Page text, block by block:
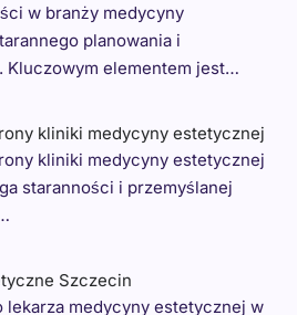
w branży medycyny
planowania i
Kluczowym elementem jest…
kliniki medycyny estetycznej
kliniki medycyny estetycznej
staranności i przemyślanej
Szczecin
medycyny estetycznej w